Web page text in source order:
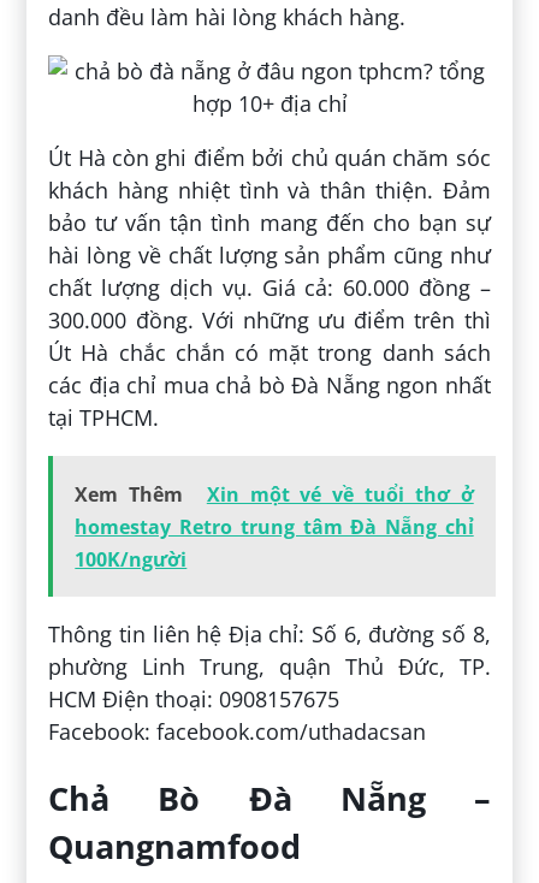
danh đều làm hài lòng khách hàng.
Út Hà còn ghi điểm bởi chủ quán chăm sóc
khách hàng nhiệt tình và thân thiện. Đảm
bảo tư vấn tận tình mang đến cho bạn sự
hài lòng về chất lượng sản phẩm cũng như
chất lượng dịch vụ. Giá cả: 60.000 đồng –
300.000 đồng. Với những ưu điểm trên thì
Út Hà chắc chắn có mặt trong danh sách
các địa chỉ mua chả bò Đà Nẵng ngon nhất
tại TPHCM.
Xem Thêm
Xin một vé về tuổi thơ ở
homestay Retro trung tâm Đà Nẵng chỉ
100K/người
Thông tin liên hệ Địa chỉ: Số 6, đường số 8,
phường Linh Trung, quận Thủ Đức, TP.
HCM Điện thoại: 0908157675
Facebook: facebook.com/uthadacsan
Chả Bò Đà Nẵng –
Quangnamfood